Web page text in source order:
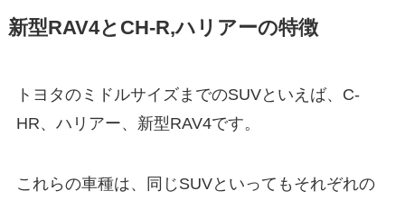
新型RAV4とCH-R,ハリアーの特徴
トヨタのミドルサイズまでのSUVといえば、C-
HR、ハリアー、新型RAV4です。
これらの車種は、同じSUVといってもそれぞれの